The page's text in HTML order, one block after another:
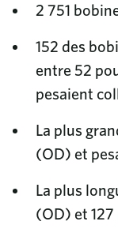
2 751
152 des
entre 52
pesaient
La plus
(OD) et
La plus
(OD) et